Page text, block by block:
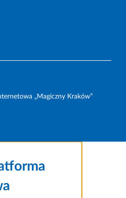
„Magiczny Kraków”